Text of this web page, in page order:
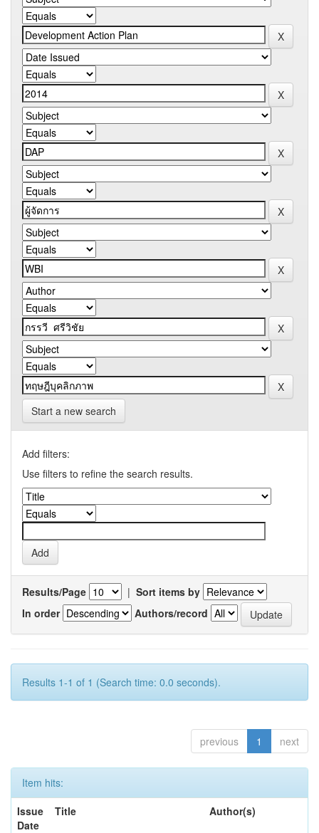
Start a new search
Add filters:
Use filters to refine the search results.
Results/Page | Sort items by
In order
Authors/record
Results 1-1 of 1 (Search time: 0.0 seconds).
previous 1 next
Item hits:
Issue
Date
Title Author(s)